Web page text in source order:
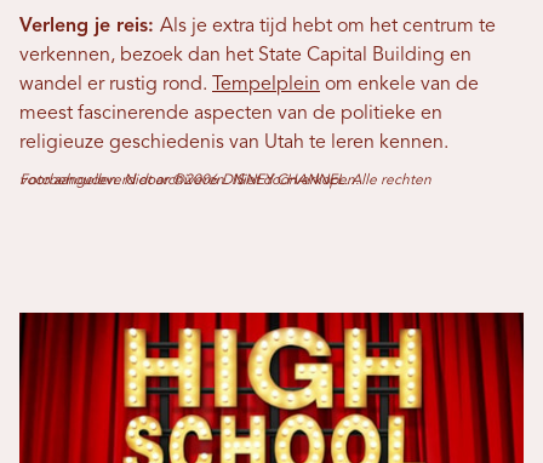
Verleng je reis: Als je extra tijd hebt om het centrum te
verkennen, bezoek dan het State Capital Building en
wandel er rustig rond.
Tempelplein om enkele van de
meest fascinerende aspecten van de politieke en
religieuze geschiedenis van Utah te leren kennen.
Foto aangeleverd door ©2006 DISNEY CHANNEL. Alle rechten voorbehouden. Niet archiveren. Niet doorverkopen.